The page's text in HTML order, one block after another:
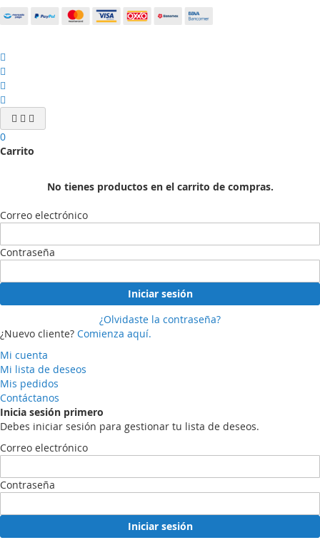
0
Carrito
No tienes productos en el carrito de compras.
Correo electrónico
Contraseña
Iniciar sesión
¿Olvidaste la contraseña?
¿Nuevo cliente? Comienza aquí.
Mi cuenta
Mi lista de deseos
Mis pedidos
Contáctanos
Inicia sesión primero
Debes iniciar sesión para gestionar tu lista de deseos.
Correo electrónico
Contraseña
Iniciar sesión